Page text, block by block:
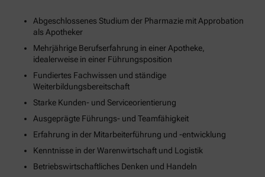
Abgeschlossenes Studium der Pharmazie mit Approbation
als Apotheker
Mehrjährige Berufserfahrung in einer Apotheke,
idealerweise in einer Führungsposition
Fundiertes Fachwissen und ständige
Weiterbildungsbereitschaft
Starke Kunden- und Serviceorientierung
Ausgeprägte Führungs- und Teamfähigkeit
Erfahrung in der Mitarbeiterführung und -entwicklung
Kenntnisse in der Warenwirtschaft und Logistik
Betriebswirtschaftliches Denken und Handeln